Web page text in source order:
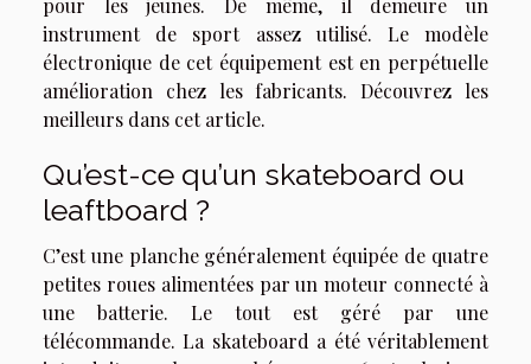
pour les jeunes. De même, il demeure un
instrument de sport assez utilisé. Le modèle
électronique de cet équipement est en perpétuelle
amélioration chez les fabricants. Découvrez les
meilleurs dans cet article.
Qu’est-ce qu’un skateboard ou
leaftboard ?
C’est une planche généralement équipée de quatre
petites roues alimentées par un moteur connecté à
une batterie. Le tout est géré par une
télécommande. La skateboard a été véritablement